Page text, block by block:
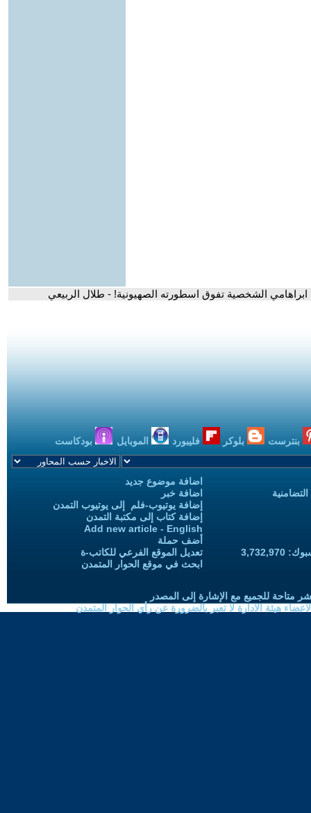
الشخصية تفوق اسطورته الصهيونية! - طلال الربيعي
بنترست بلوكر فليبورد الموبايل بودكاست
اضافة موضوع جديد
اضافة خبر
إضافة يوتيوب-فلم إلى يوتيوب التمدن
إضافة كتاب إلى مكتبة التمدن
Add new article - English
أضف حملة
تعديل الموقع الفرعي للكاتب-ة
ابحث في موقع الحوار المتمدن
متاحة للجميع مع الإشارة إلى المصدر
هيئة الادارة لا تعبر بالضرورة عن رأي الحوار المتمدن